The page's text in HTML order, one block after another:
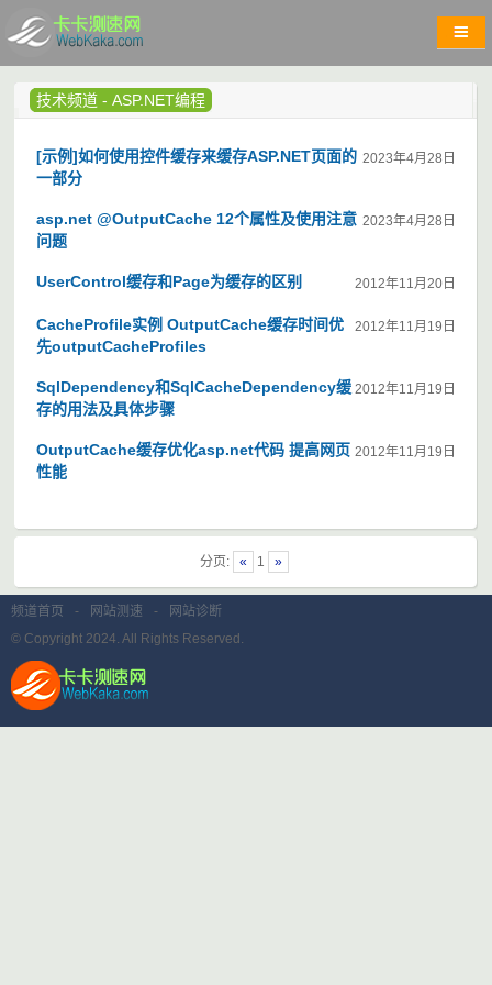
技术频道 -ASP.NET编程
2023年4月28日
[示例]如何使用控件缓存来缓存ASP.NET页面的
一部分
2023年4月28日
asp.net @OutputCache 12个属性及使用注意
问题
2012年11月20日
UserControl缓存和Page为缓存的区别
2012年11月19日
CacheProfile实例 OutputCache缓存时间优
先outputCacheProfiles
2012年11月19日
SqlDependency和SqlCacheDependency缓
存的用法及具体步骤
2012年11月19日
OutputCache缓存优化asp.net代码 提高网页
性能
分页: « 1 »
频道首页 - 网站测速 -
网站诊断
© Copyright 2024. All Rights Reserved.